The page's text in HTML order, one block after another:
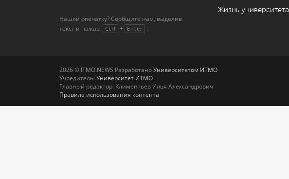
Нашли опечатку? Сообщите нам, выделив
текст и нажав
Ctrl + Enter .
Жизнь университета
2026 © ITMO.NEWS РазработаноУниверситетом ИТМО
Учредитель: Университет ИТМО
Главный редактор: Климентьев Илья Александрович
Правила использования контента